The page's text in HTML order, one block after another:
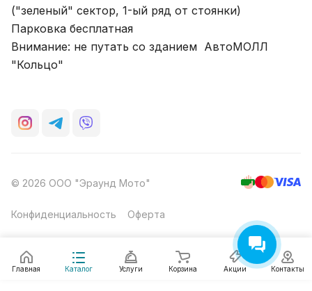
Главная Каталог Услуги Корзина Акции Контакты
("зеленый" сектор, 1-ый ряд от стоянки)
Парковка бесплатная
Внимание: не путать со зданием АвтоМОЛЛ
"Кольцо"
© 2026 ООО "Эраунд Мото"
Конфиденциальность Оферта